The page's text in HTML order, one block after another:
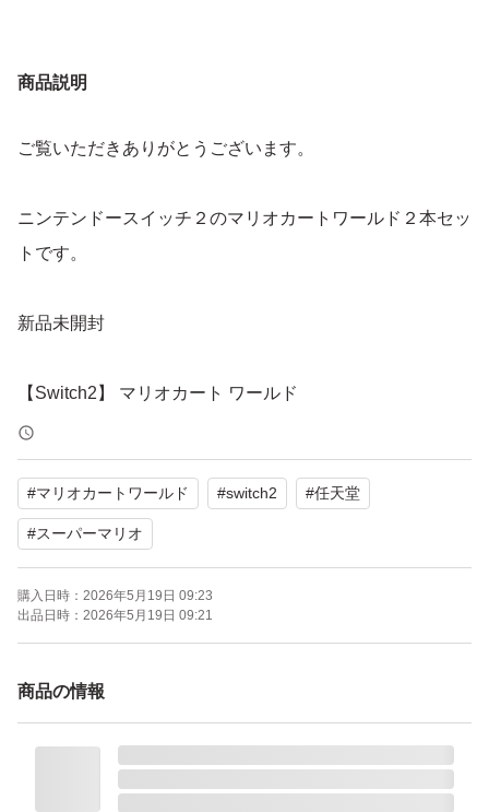
商品説明
ご覧いただきありがとうございます。
ニンテンドースイッチ２のマリオカートワールド２本セッ
トです。
新品未開封
【Switch2】 マリオカート ワールド
ブランド：任天堂 スーパーマリオ
ゲームジャンル：レース
ソフトウェア対象年齢：全年齢対象
パッケージ種類：通常版
オンライン：オンライン対応
プレイモード：TVモード対応 テーブルモード対応 携帯モ
#マリオカートワールド #switch2 #任天堂
#スーパーマリオ
購入日時： 2026年5月19日 09:23
出品日時： 2026年5月19日 09:21
商品の情報